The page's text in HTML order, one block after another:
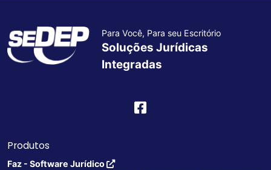
Para Você, Para seu Escritório
Soluções Jurídicas
Integradas
Produtos
Faz - Software Jurídico